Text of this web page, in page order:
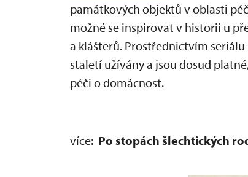
památkových objektů v oblasti
možné se inspirovat v historii u
a klášterů. Prostřednictvím
staletí užívány a jsou dosud
péči o domácnost.
více: Po stopách šlechtických